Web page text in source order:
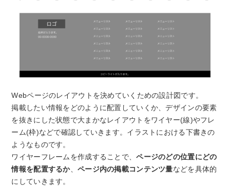
Webページのレイアウトを決めていくための設計図です。
掲載したい情報をどのように配置していくか、デザインの要素
を抜きにした状態で大まかなレイアウトをワイヤー(線)やフレ
ーム(枠)などで確認していきます。イラストにおける下書きの
ようなものです。
ワイヤーフレームを作成することで、ページのどの位置にどの
情報を配置するか、 ページ内の掲載コンテンツ量などを具体的
にしていきます。